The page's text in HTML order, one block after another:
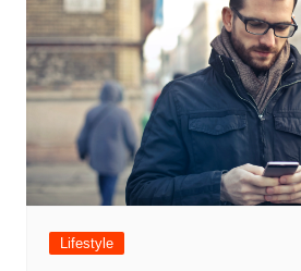
Lifestyle